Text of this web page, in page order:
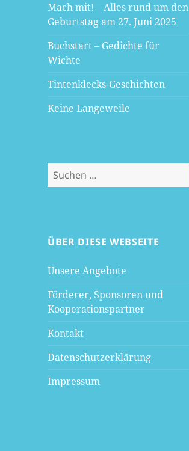
Mach mit! – Alles rund um den
Geburtstag am 27. Juni 2025
Buchstart – Gedichte für
Wichte
Tintenklecks-Geschichten
Keine Langeweile
Suchen
nach:
ÜBER DIESE WEBSEITE
Unsere Angebote
Förderer, Sponsoren und
Kooperationspartner
Kontakt
Datenschutzerklärung
Impressum